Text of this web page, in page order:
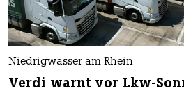
Niedrigwasser am Rhein
Verdi warnt vor Lkw-